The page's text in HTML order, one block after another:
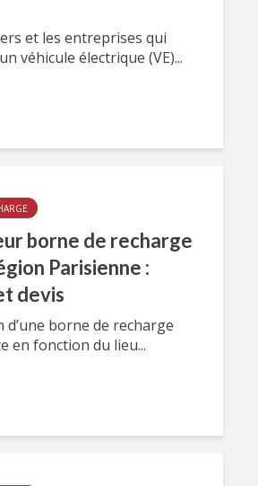
et les entreprises qui
véhicule électrique (VE)...
borne de recharge
Parisienne :
devis
d’une borne de recharge
en fonction du lieu...